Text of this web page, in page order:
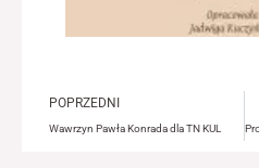
Prev
POPRZEDNI
Wawrzyn Pawła Konrada dla TN KUL